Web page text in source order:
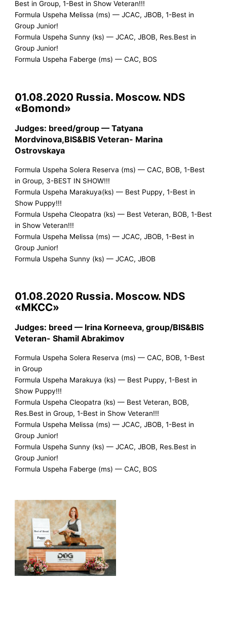
Best in Group, 1-Best in Show Veteran!!!
Formula Uspeha Melissa (ms) — JCAC, JBOB, 1-Best in
Group Junior!
Formula Uspeha Sunny (ks) — JCAC, JBOB, Res.Best in
Group Junior!
Formula Uspeha Faberge (ms) — CAC, BOS
01.08.2020 Russia. Moscow. NDS
«Bomond»
Judges: breed/group — Tatyana
Mordvinova,BIS&BIS Veteran- Marina
Ostrovskaya
Formula Uspeha Solera Reserva (ms) — CAC, BOB, 1-Best
in Group, 3-BEST IN SHOW!!!
Formula Uspeha Marakuya(ks) — Best Puppy, 1-Best in
Show Puppy!!!
Formula Uspeha Cleopatra (ks) — Best Veteran, BOB, 1-Best
in Show Veteran!!!
Formula Uspeha Melissa (ms) — JCAC, JBOB, 1-Best in
Group Junior!
Formula Uspeha Sunny (ks) — JCAC, JBOB
01.08.2020 Russia. Moscow. NDS
«MKCC»
Judges: breed — Irina Korneeva, group/BIS&BIS
Veteran- Shamil Abrakimov
Formula Uspeha Solera Reserva (ms) — CAC, BOB, 1-Best
in Group
Formula Uspeha Marakuya (ks) — Best Puppy, 1-Best in
Show Puppy!!!
Formula Uspeha Cleopatra (ks) — Best Veteran, BOB,
Res.Best in Group, 1-Best in Show Veteran!!!
Formula Uspeha Melissa (ms) — JCAC, JBOB, 1-Best in
Group Junior!
Formula Uspeha Sunny (ks) — JCAC, JBOB, Res.Best in
Group Junior!
Formula Uspeha Faberge (ms) — CAC, BOS